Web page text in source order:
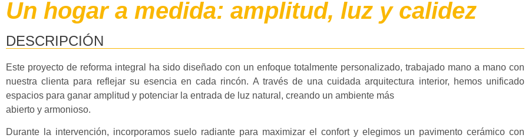
Un hogar a medida: amplitud, luz y calidez
DESCRIPCIÓN
Este proyecto de reforma integral ha sido diseñado con un enfoque totalmente personalizado, trabajado mano a mano con
nuestra clienta para reflejar su esencia en cada rincón. A través de una cuidada arquitectura interior, hemos unificado
espacios para ganar amplitud y potenciar la entrada de luz natural, creando un ambiente más
abierto y armonioso.
Durante la intervención, incorporamos suelo radiante para maximizar el confort y elegimos un pavimento cerámico con